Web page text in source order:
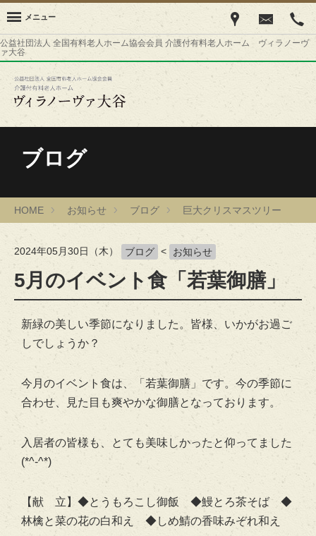
公益社団法人 全国有料老人ホーム協会会員 介護付有料老人ホーム ヴィラノーヴ
ァ大谷
メニュー
ブログ
HOME お知らせ ブログ 巨大クリスマスツリー
2024年05月30日（木） ブログ < お知らせ
5月のイベント食「若葉御膳」
新緑の美しい季節になりました。皆様、いかがお過ご
しでしょうか？
今月のイベント食は、「若葉御膳」です。今の季節に
合わせ、見た目も爽やかな御膳となっております。
入居者の皆様も、とても美味しかったと仰ってました
(*^-^*)
【献 立】◆とうもろこし御飯 ◆鰻とろ茶そば ◆
林檎と菜の花の白和え ◆しめ鯖の香味みぞれ和え